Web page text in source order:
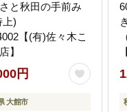
と秋田の手前み
上)
【(有)佐々木こ
】
円
大館市